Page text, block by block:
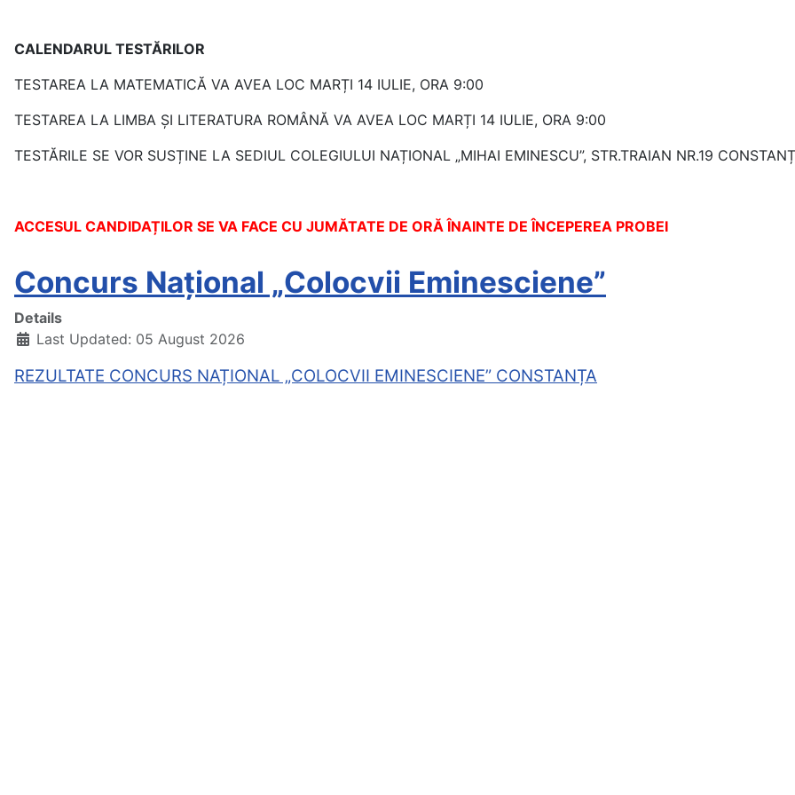
CALENDARUL TESTĂRILOR
TESTAREA LA MATEMATICĂ VA AVEA LOC MARȚI 14 IULIE, ORA 9:00
TESTAREA LA LIMBA ȘI LITERATURA ROMÂNĂ VA AVEA LOC MARȚI 14 IULIE, ORA 9:00
TESTĂRILE SE VOR SUSȚINE LA SEDIUL COLEGIULUI NAȚIONAL „MIHAI EMINESCU”, STR.TRAIAN NR.19
ACCESUL CANDIDAȚILOR SE VA FACE CU JUMĂTATE DE ORĂ ÎNAINTE DE ÎNCEPEREA PROBEI
Concurs Național „Colocvii Eminesciene”
Details
Last Updated: 05 August 2026
REZULTATE CONCURS NAȚIONAL „COLOCVII EMINESCIENE” CONSTANȚA